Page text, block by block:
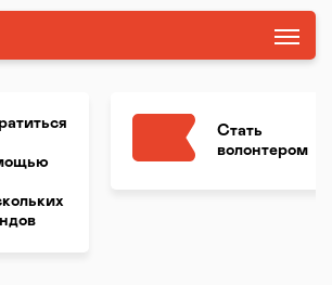
Стать
волонтером